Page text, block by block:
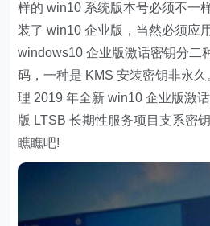
样的 win10 系统版本号必须不一
装了 win10 企业版，当然必须应
windows10 企业版激话密钥分二
码，一种是 KMS 安装密钥非永
理 2019 年全新 win10 企业版激
版 LTSB 长期性服务项目支系密
瞧瞧吧!